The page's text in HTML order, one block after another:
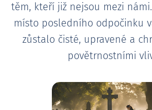
těm, kteří již nejsou mezi
místo posledního odpočinku
zůstalo čisté, upravené a
povětrnostními